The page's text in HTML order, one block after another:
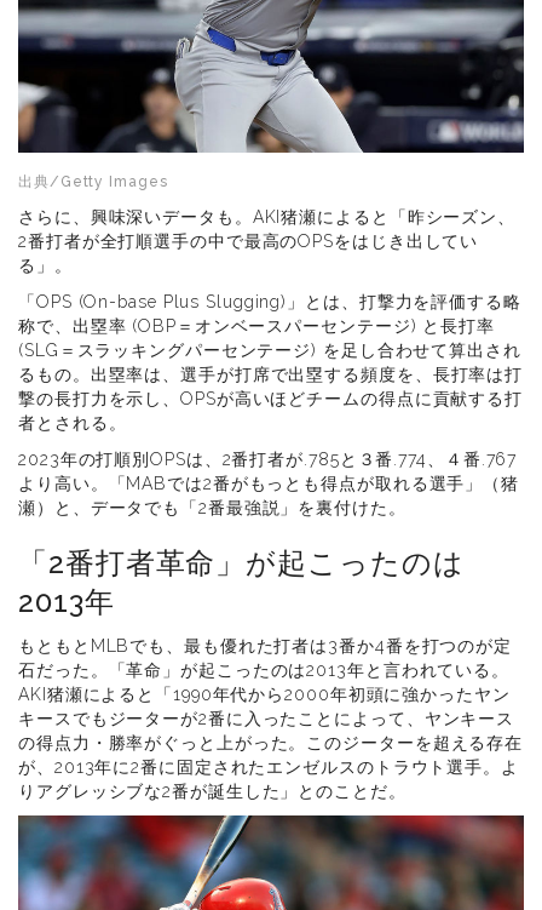
出典/Getty Images
さらに、興味深いデータも。AKI猪瀬によると「昨シーズン、
2番打者が全打順選手の中で最高のOPSをはじき出してい
る」。
「OPS (On-base Plus Slugging)」とは、打撃力を評価する略
称で、出塁率 (OBP＝オンベースパーセンテージ) と長打率
(SLG＝スラッキングパーセンテージ) を足し合わせて算出され
るもの。出塁率は、選手が打席で出塁する頻度を、長打率は打
撃の長打力を示し、OPSが高いほどチームの得点に貢献する打
者とされる。
2023年の打順別OPSは、2番打者が.785と３番.774、４番.767
より高い。「MABでは2番がもっとも得点が取れる選手」（猪
瀬）と、データでも「2番最強説」を裏付けた。
「2番打者革命」が起こったのは
2013年
もともとMLBでも、最も優れた打者は3番か4番を打つのが定
石だった。「革命」が起こったのは2013年と言われている。
AKI猪瀬によると「1990年代から2000年初頭に強かったヤン
キースでもジーターが2番に入ったことによって、ヤンキース
の得点力・勝率がぐっと上がった。このジーターを超える存在
が、2013年に2番に固定されたエンゼルスのトラウト選手。よ
りアグレッシブな2番が誕生した」とのことだ。